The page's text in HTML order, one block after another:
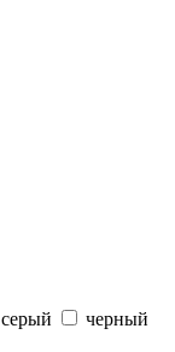
серый
черный